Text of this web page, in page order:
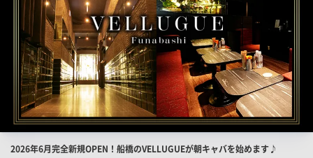
店
2026年6月完全新規OPEN！船橋のVELLUGUEが朝キャバを始めます♪